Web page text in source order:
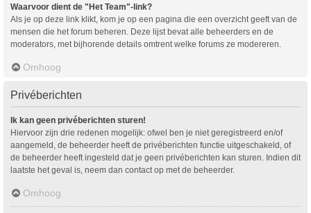
Waarvoor dient de "Het Team"-link?
Als je op deze link klikt, kom je op een pagina die een overzicht geeft van de
mensen die het forum beheren. Deze lijst bevat alle beheerders en de
moderators, met bijhorende details omtrent welke forums ze modereren.
Omhoog
Privéberichten
Ik kan geen privéberichten sturen!
Hiervoor zijn drie redenen mogelijk: ofwel ben je niet geregistreerd en/of
aangemeld, de beheerder heeft de privéberichten functie uitgeschakeld, of
de beheerder heeft ingesteld dat je geen privéberichten kan sturen. Indien dit
laatste het geval is, neem dan contact op met de beheerder.
Omhoog